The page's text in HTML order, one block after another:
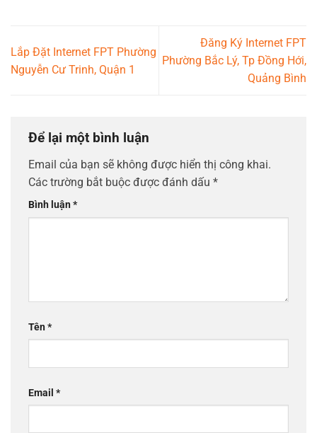
Lắp Đặt Internet FPT Phường
Nguyễn Cư Trinh, Quận 1
Đăng Ký Internet FPT
Phường Bắc Lý, Tp Đồng Hới,
Quảng Bình
Để lại một bình luận
Email của bạn sẽ không được hiển thị công khai.
Các trường bắt buộc được đánh dấu *
Bình luận*
Tên*
Email *